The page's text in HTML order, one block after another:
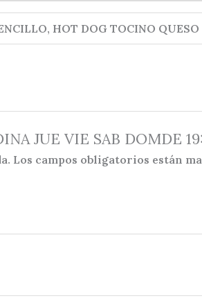
cantidad
HOT DOG TOCINO QUESO
JUE VIE SAB DOMDE
Los campos obligatorios están